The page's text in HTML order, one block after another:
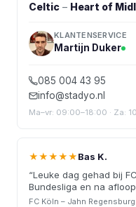
Celtic – Heart of
KLANTENSERVICE
Martijn Duker
085 004 43 95
info@stadyo.nl
Ma–vr: 09:00–18:00 · Za:
★★★★★Bas K.
“Leuke dag gehad bij
Bundesliga en na
FC Köln – Jahn Regensburg